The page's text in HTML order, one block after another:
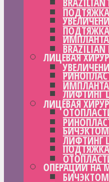
ЛИЦЕВАЯ
ЛИФТИНГ
ОПЕРАЦИИ НА
BRAZILIAN
ЛИЦЕВАЯ
ЛИФТИНГ